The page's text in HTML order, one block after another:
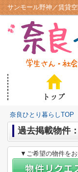
サンモール野神／賃貸
奈良ひとり暮らしTOP
過去掲載物件
▼ご希望の物件を